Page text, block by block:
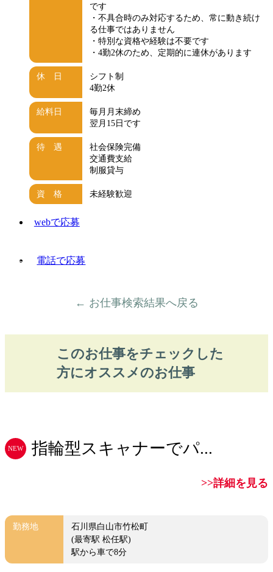
です
・不具合時のみ対応するため、常に動き続け
る仕事ではありません
・特別な資格や経験は不要です
・4勤2休のため、定期的に連休があります
休 日
シフト制
4勤2休
給料日
毎月月末締め
翌月15日です
待 遇
社会保険完備
交通費支給
制服貸与
資 格 未経験歓迎
webで応募
電話で応募
← お仕事検索結果へ戻る
このお仕事をチェックした
方にオススメのお仕事
NEW 指輪型スキャナーでパ...
>>詳細を見る
勤務地
石川県白山市竹松町
(最寄駅 松任駅)
駅から車で8分